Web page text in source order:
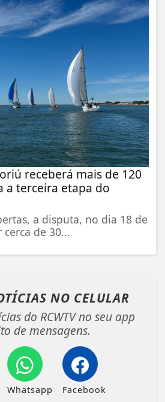
receberá mais de 120
a terceira etapa do
a disputa, no dia 18 de
de 30...
NO CELULAR
do RCWTV no seu app
de mensagens.
Whatsapp Facebook